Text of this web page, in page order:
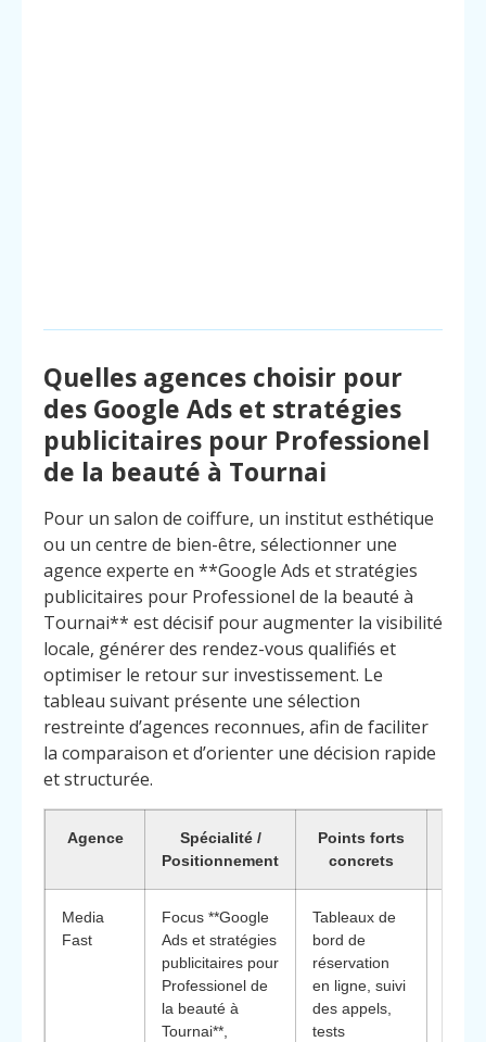
Quelles agences choisir pour
des Google Ads et stratégies
publicitaires pour Professionel
de la beauté à Tournai
Pour un salon de coiffure, un institut esthétique
ou un centre de bien-être, sélectionner une
agence experte en **Google Ads et stratégies
publicitaires pour Professionel de la beauté à
Tournai** est décisif pour augmenter la visibilité
locale, générer des rendez-vous qualifiés et
optimiser le retour sur investissement. Le
tableau suivant présente une sélection
restreinte d’agences reconnues, afin de faciliter
la comparaison et d’orienter une décision rapide
et structurée.
Agence
Spécialité /
Positionnement
Points forts
concrets
Media
Fast
Focus **Google
Ads et stratégies
publicitaires pour
Professionel de
la beauté à
Tournai**,
Tableaux de
bord de
réservation
en ligne, suivi
des appels,
tests